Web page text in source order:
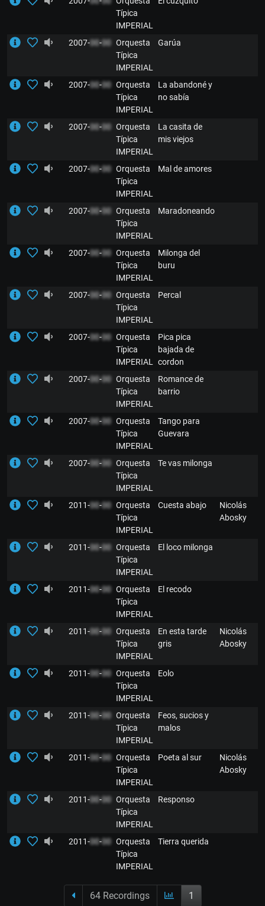
Típica
IMPERIAL
2007-00-00 Orquesta
Típica
IMPERIAL
Garúa
2007-00-00 Orquesta
Típica
IMPERIAL
La abandoné y
no sabía
2007-00-00 Orquesta
Típica
IMPERIAL
La casita de
mis viejos
2007-00-00 Orquesta
Típica
IMPERIAL
Mal de amores
2007-00-00 Orquesta
Típica
IMPERIAL
Maradoneando
2007-00-00 Orquesta
Típica
IMPERIAL
Milonga del
buru
2007-00-00 Orquesta
Típica
IMPERIAL
Percal
2007-00-00 Orquesta
Típica
IMPERIAL
Pica pica
bajada de
cordon
2007-00-00 Orquesta
Típica
IMPERIAL
Romance de
barrio
2007-00-00 Orquesta
Típica
IMPERIAL
Tango para
Guevara
2007-00-00 Orquesta
Típica
IMPERIAL
Te vas milonga
2011-00-00 Orquesta
Típica
IMPERIAL
Cuesta abajo
Nicolás
Abosky
2011-00-00 Orquesta
Típica
IMPERIAL
El loco milonga
2011-00-00 Orquesta
Típica
IMPERIAL
El recodo
2011-00-00 Orquesta
Típica
IMPERIAL
En esta tarde
gris
Nicolás
Abosky
2011-00-00 Orquesta
Típica
IMPERIAL
Eolo
2011-00-00 Orquesta
Típica
IMPERIAL
Feos, sucios y
malos
2011-00-00 Orquesta
Típica
IMPERIAL
Poeta al sur
Nicolás
Abosky
2011-00-00 Orquesta
Típica
IMPERIAL
Responso
2011-00-00 Orquesta
Típica
IMPERIAL
Tierra querida
64 Recordings 1